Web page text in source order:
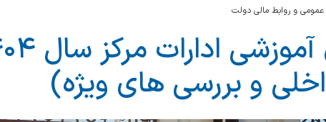
و روابط مالی دولت
و بررسی های ویژه)